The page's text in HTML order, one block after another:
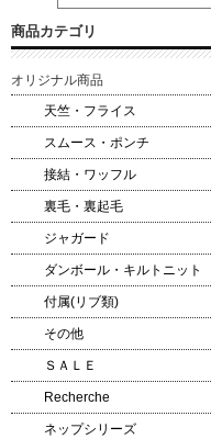
商品カテゴリ
オリジナル商品
天竺・フライス
スムース・ポンチ
接結・ワッフル
裏毛・裏起毛
ジャガード
ダンボール・キルトニット
付属(リブ類)
その他
ＳＡＬＥ
Recherche
ネップシリーズ